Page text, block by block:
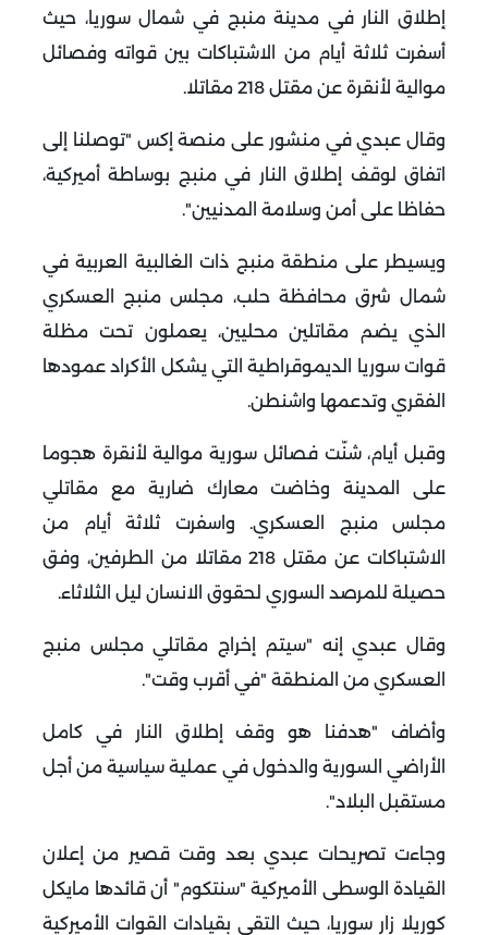
إطلاق النار في مدينة منبج في شمال سوريا، حيث
أسفرت ثلاثة أيام من الاشتباكات بين قواته وفصائل
موالية لأنقرة عن مقتل 218 مقاتلا.
وقال عبدي في منشور على منصة إكس "توصلنا إلى
اتفاق لوقف إطلاق النار في منبج بوساطة أميركية،
حفاظا على أمن وسلامة المدنيين".
ويسيطر على منطقة منبج ذات الغالبية العربية في
شمال شرق محافظة حلب، مجلس منبج العسكري
الذي يضم مقاتلين محليين، يعملون تحت مظلة
قوات سوريا الديموقراطية التي يشكل الأكراد عمودها
الفقري وتدعمها واشنطن.
وقبل أيام، شنّت فصائل سورية موالية لأنقرة هجوما
على المدينة وخاضت معارك ضارية مع مقاتلي
مجلس منبج العسكري. واسفرت ثلاثة أيام من
الاشتباكات عن مقتل 218 مقاتلا من الطرفين، وفق
حصيلة للمرصد السوري لحقوق الانسان ليل الثلاثاء.
وقال عبدي إنه "سيتم إخراج مقاتلي مجلس منبج
العسكري من المنطقة "في أقرب وقت".
وأضاف "هدفنا هو وقف إطلاق النار في كامل
الأراضي السورية والدخول في عملية سياسية من أجل
مستقبل البلاد".
وجاءت تصريحات عبدي بعد وقت قصير من إعلان
القيادة الوسطى الأميركية "سنتكوم" أن قائدها مايكل
كوريلا زار سوريا، حيث التقى بقيادات القوات الأميركية